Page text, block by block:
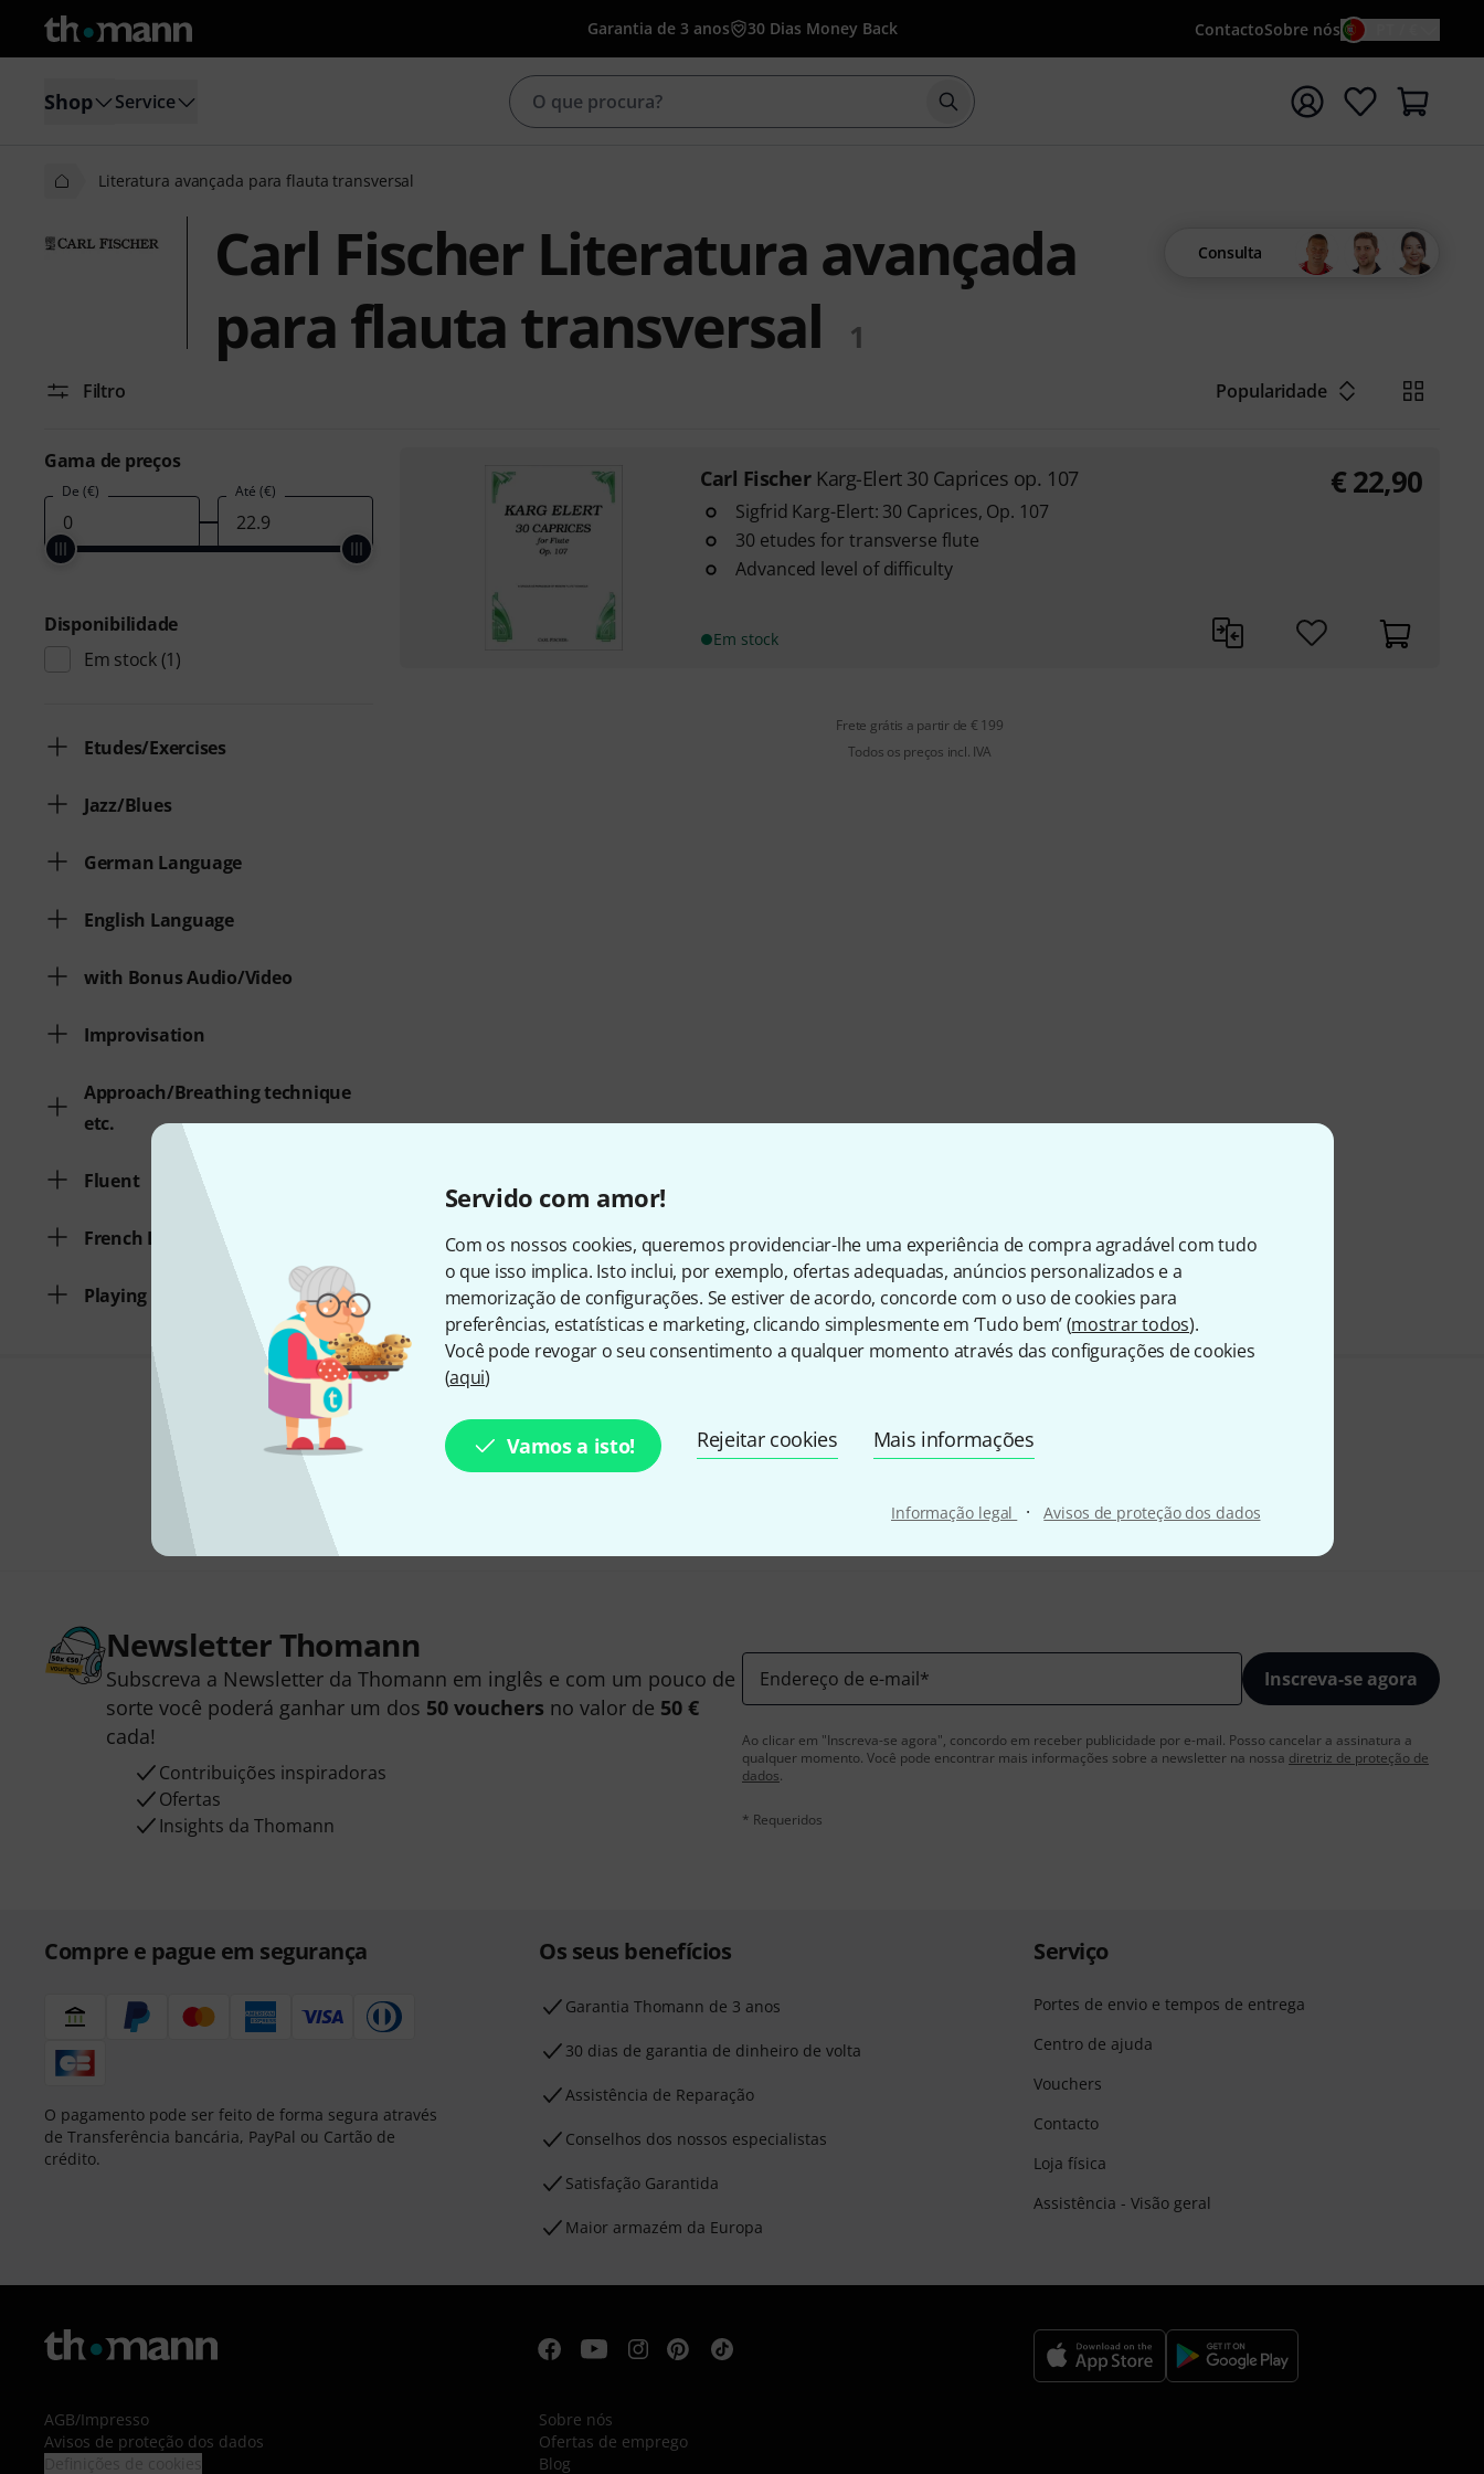
Servido com amor!
Com os nossos cookies, queremos providenciar-lhe uma experiência de compra agradável com tudo
o que isso implica. Isto inclui, por exemplo, ofertas adequadas, anúncios personalizados e a
memorização de configurações. Se estiver de acordo, concorde com o uso de cookies para
preferências, estatísticas e marketing, clicando simplesmente em ‘Tudo bem’ (mostrar todos).
Você pode revogar o seu consentimento a qualquer momento através das configurações de cookies
(aqui)
Vamos a isto! Rejeitar cookies Mais informações
Informação legal · Avisos de proteção dos dados
Garantia de 3 anos 30 Dias Money Back ContactoSobre nós
Shop Service Iniciar pesquisa com o termo de pesquisa {searchTerm}
Literatura avançada para flauta transversal
Carl Fischer Literatura avançada
para flauta transversal
1
Consulta
Filtro Popularidade
Gama de preços
De (€) Até (€)
Disponibilidade
Em stock(1)
Etudes/Exercises
Jazz/Blues
German Language
English Language
with Bonus Audio/Video
Improvisation
Approach/Breathing technique
etc.
Fluent
French Language
Playing Tecniques
Carl Fischer Karg-Elert 30 Caprices op. 107
Sigfrid Karg-Elert: 30 Caprices, Op. 107
30 etudes for transverse flute
Advanced level of difficulty
Em stock
€ 22,90
Frete grátis a partir de € 199
Todos os preços incl. IVA
Gosta do que vê?
Newsletter Thomann
Subscreva a Newsletter da Thomann em inglês e com um pouco de
sorte você poderá ganhar um dos 50 vouchers no valor de 50 €
cada!
Contribuições inspiradoras
Ofertas
Insights da Thomann
Endereço de e-mail* Inscreva-se agora
Ao clicar em "Inscreva-se agora", concordo em receber publicidade por e-mail. Posso cancelar a assinatura a
qualquer momento. Você pode encontrar mais informações sobre a newsletter na nossa diretriz de proteção de
dados.
* Requeridos
Compre e pague em segurança
O pagamento pode ser feito de forma segura através
de Transferência bancária, PayPal ou Cartão de
crédito.
Os seus benefícios
Garantia Thomann de 3 anos
30 dias de garantia de dinheiro de volta
Assistência de Reparação
Conselhos dos nossos especialistas
Satisfação Garantida
Maior armazém da Europa
Serviço
Portes de envio e tempos de entrega
Centro de ajuda
Vouchers
Contacto
Loja física
Assistência - Visão geral
AGB/Impresso
Avisos de proteção dos dados
Sobre nós
Ofertas de emprego
Blog